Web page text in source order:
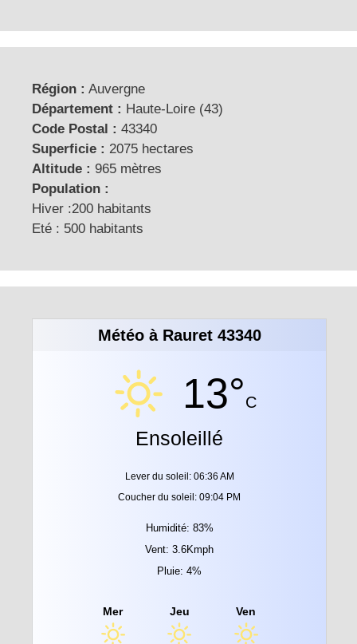
Région : Auvergne
Département : Haute-Loire (43)
Code Postal : 43340
Superficie : 2075 hectares
Altitude : 965 mètres
Population :
Hiver :200 habitants
Eté : 500 habitants
Météo à Rauret 43340
13°C
Ensoleillé
Lever du soleil: 06:36 AM
Coucher du soleil: 09:04 PM
Humidité: 83%
Vent: 3.6Kmph
Pluie: 4%
Mer Jeu Ven